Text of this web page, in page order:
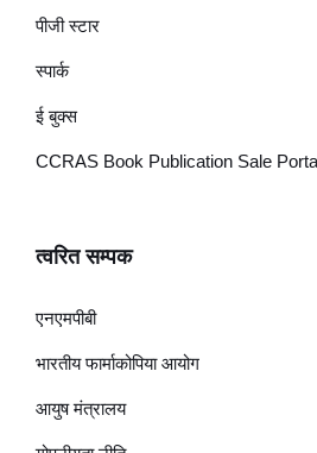
पीजी स्टार
स्पार्क
ई बुक्स
CCRAS Book Publication Sale
त्वरित सम्पक
एनएमपीबी
भारतीय फार्माकोपिया आयोग
आयुष मंत्रालय